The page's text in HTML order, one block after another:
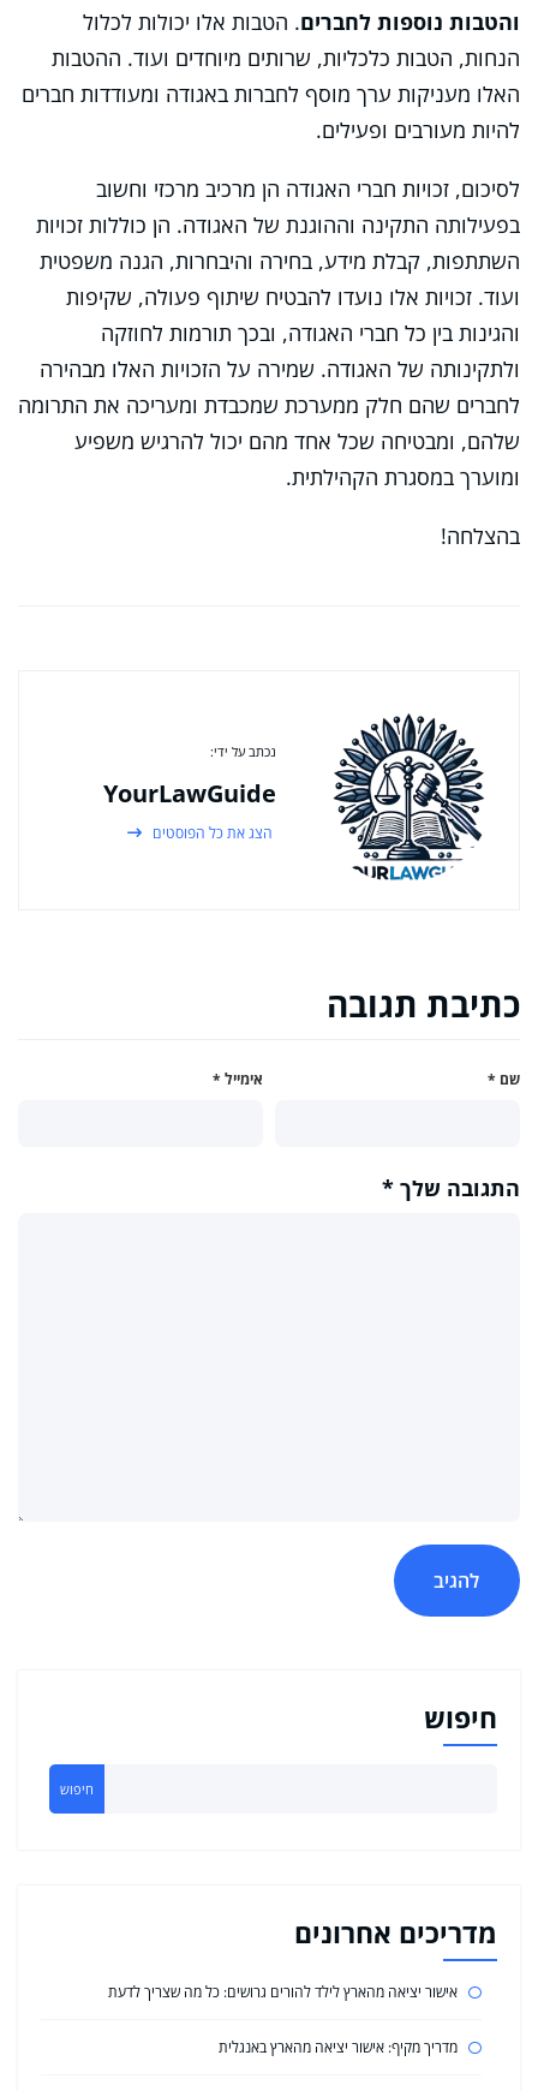
והטבות נוספות לחברים. הטבות אלו יכולות לכלול
הנחות, הטבות כלכליות, שרותים מיוחדים ועוד. ההטבות
האלו מעניקות ערך מוסף לחברות באגודה ומעודדות חברים
להיות מעורבים ופעילים.
לסיכום, זכויות חברי האגודה הן מרכיב מרכזי וחשוב
בפעילותה התקינה וההוגנת של האגודה. הן כוללות זכויות
השתתפות, קבלת מידע, בחירה והיבחרות, הגנה משפטית
ועוד. זכויות אלו נועדו להבטיח שיתוף פעולה, שקיפות
והגינות בין כל חברי האגודה, ובכך תורמות לחוזקה
ולתקינותה של האגודה. שמירה על הזכויות האלו מבהירה
לחברים שהם חלק ממערכת שמכבדת ומעריכה את התרומה
שלהם, ומבטיחה שכל אחד מהם יכול להרגיש משפיע
ומוערך במסגרת הקהילתית.
בהצלחה!
נכתב על ידי:
YourLawGuide
הצג את כל הפוסטים
כתיבת תגובה
שם * אימייל *
התגובה שלך *
חיפוש
חיפוש
מדריכים אחרונים
אישור יציאה מהארץ לילד להורים גרושים: כל מה שצריך לדעת
מדריך מקיף: אישור יציאה מהארץ באנגלית